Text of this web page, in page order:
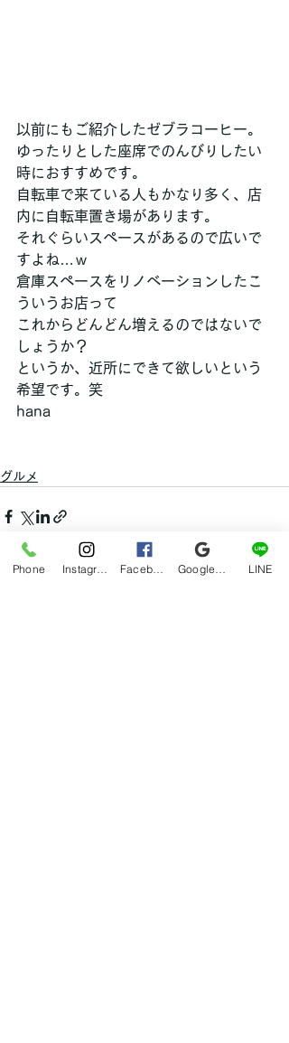
以前にもご紹介したゼブラコーヒー。
ゆったりとした座席でのんびりしたい
時におすすめです。
自転車で来ている人もかなり多く、店
内に自転車置き場があります。
それぐらいスペースがあるので広いで
すよね…ｗ
倉庫スペースをリノベーションしたこ
ういうお店って
これからどんどん増えるのではないで
しょうか？
というか、近所にできて欲しいという
希望です。笑
hana
グルメ
Phone LINE